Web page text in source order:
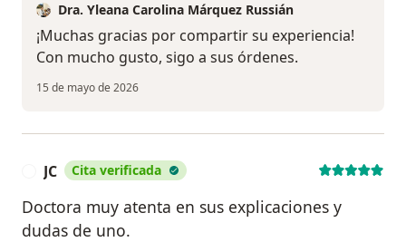
Dra. Yleana Carolina Márquez Russián
¡Muchas gracias por compartir su experiencia!
Con mucho gusto, sigo a sus órdenes.
15 de mayo de 2026
JC Cita verificada
Doctora muy atenta en sus explicaciones y
dudas de uno.